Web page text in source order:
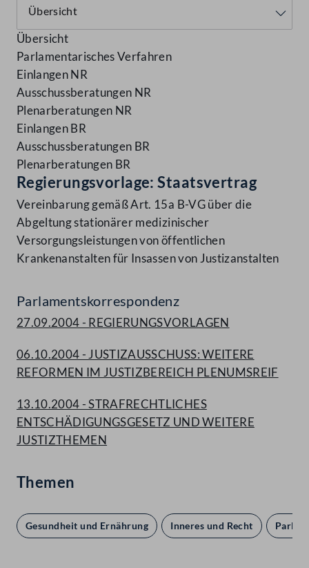
Übersicht
Parlamentarisches Verfahren
Einlangen NR
Ausschussberatungen NR
Plenarberatungen NR
Einlangen BR
Ausschussberatungen BR
Plenarberatungen BR
Regierungsvorlage: Staatsvertrag
Vereinbarung gemäß Art. 15a B-VG über die
Abgeltung stationärer medizinischer
Versorgungsleistungen von öffentlichen
Krankenanstalten für Insassen von Justizanstalten
Parlamentskorrespondenz
27.09.2004 - REGIERUNGSVORLAGEN
06.10.2004 - JUSTIZAUSSCHUSS: WEITERE
REFORMEN IM JUSTIZBEREICH PLENUMSREIF
13.10.2004 - STRAFRECHTLICHES
ENTSCHÄDIGUNGSGESETZ UND WEITERE
JUSTIZTHEMEN
Themen
Gesundheit und Ernährung Inneres und Recht